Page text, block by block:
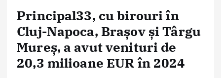
Principal33, cu birouri în
Cluj-Napoca, Brașov și Târgu
Mureș, a avut venituri de
20,3 milioane EUR în 2024